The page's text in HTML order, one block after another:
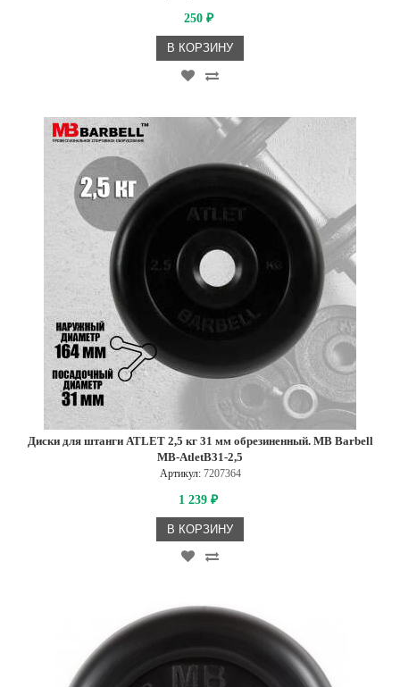
250 ₽
В КОРЗИНУ
Диски для штанги ATLET 2,5 кг 31 мм обрезиненный. MB Barbell
MB-AtletB31-2,5
Артикул: 7207364
1 239 ₽
В КОРЗИНУ